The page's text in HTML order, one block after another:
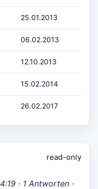
25.01.2013
06.02.2013
12.10.2013
15.02.2014
26.02.2017
read-only
· 1 Antworten ·